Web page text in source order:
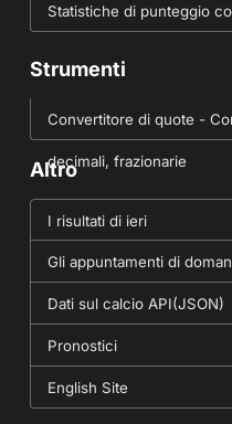
Statistiche di punteggio
Strumenti
Convertitore di quote -
decimali, frazionarie
Altro
I risultati di ieri
Gli appuntamenti di
Dati sul calcio API(JSON)
Pronostici
English Site